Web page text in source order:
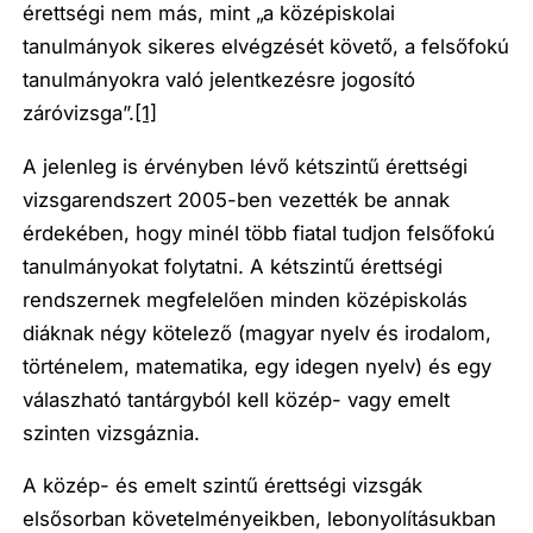
érettségi nem más, mint „a középiskolai
tanulmányok sikeres elvégzését követő, a felsőfokú
tanulmányokra való jelentkezésre jogosító
záróvizsga”. [1]
A jelenleg is érvényben lévő kétszintű érettségi
vizsgarendszert 2005-ben vezették be annak
érdekében, hogy minél több fiatal tudjon felsőfokú
tanulmányokat folytatni. A kétszintű érettségi
rendszernek megfelelően minden középiskolás
diáknak négy kötelező (magyar nyelv és irodalom,
történelem, matematika, egy idegen nyelv) és egy
válaszható tantárgyból kell közép- vagy emelt
szinten vizsgáznia.
A közép- és emelt szintű érettségi vizsgák
elsősorban követelményeikben, lebonyolításukban